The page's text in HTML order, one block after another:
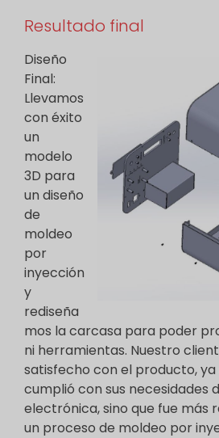
Resultado final
Diseño
Final:
Llevamos
con éxito
un
modelo
3D para
un diseño
de
moldeo
por
inyección
y
rediseña
mos la carcasa para poder
ni herramientas. Nuestro
satisfecho con el producto, ya
cumplió con sus necesidades
electrónica, sino que fue más
un proceso de moldeo por